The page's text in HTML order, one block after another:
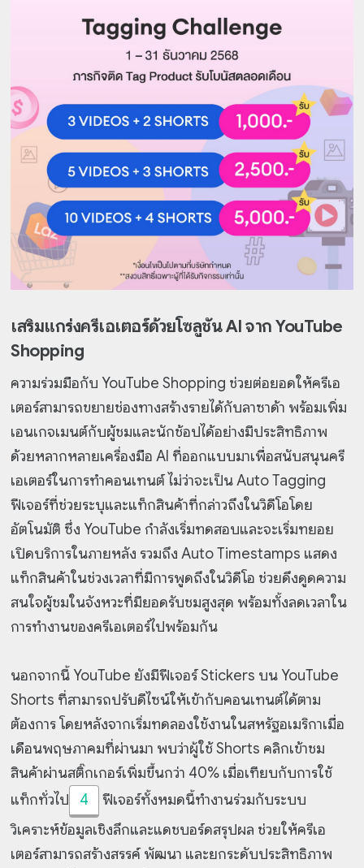
เสริมแกร่งครีเอเตอร์ด้วยโซลูชัน AI จาก YouTube
Shopping
ความร่วมมือกับ YouTube Shopping ช่วยต่อยอดให้ครีเอ
เตอร์สามารถขยายช่องทางสร้างรายได้กับลาซาด้า พร้อมเพิ่ม
เอนเกจเมนต์กับผู้ชมและนักช้อปได้อย่างมีประสิทธิภาพ
ด้วยหลากหลายเครื่องมือ AI ที่ออกแบบมาเพื่อสนับสนุนครี
เอเตอร์ในการทำคอนเทนต์ ไม่ว่าจะเป็น Auto Tagging
ฟีเจอร์ที่ช่วยระบุและแท็กสินค้าที่กล่าวถึงในวิดีโอโดย
อัตโนมัติ ซึ่ง YouTube กำลังเริ่มทดสอบและจะเริ่มทยอย
เปิดบริการในภายหลัง รวมถึง Auto Timestamps แสดง
แท็กสินค้าในช่วงเวลาที่มีการพูดถึงในวิดีโอ ช่วยดึงดูดความ
สนใจผู้ชมในจังหวะที่มียอดรับชมสูงสุด พร้อมทั้งลดเวลาใน
การทำงานของครีเอเตอร์ไปพร้อมกัน
นอกจากนี้ YouTube ยังมีฟีเจอร์ Stickers บน YouTube
Shorts ที่สามารถปรับดีไซน์ให้เข้ากับคอนเทนต์ได้ตาม
ต้องการ โดยหลังจากเริ่มทดลองใช้งานในสหรัฐอเมริกาเมื่อ
เดือนพฤษภาคมที่ผ่านมา พบว่าผู้ใช้ Shorts คลิกเข้าชม
สินค้าผ่านสติ๊กเกอร์เพิ่มขึ้นกว่า 40% เมื่อเทียบกับการใช้
แท็กทั่วไป
4
ฟีเจอร์ทั้งหมดนี้ทำงานร่วมกับระบบ
วิเคราะห์ข้อมูลเชิงลึกและแดชบอร์ดสรุปผล ช่วยให้ครีเอ
เตอร์สามารถสร้างสรรค์ พัฒนา และยกระดับประสิทธิภาพ